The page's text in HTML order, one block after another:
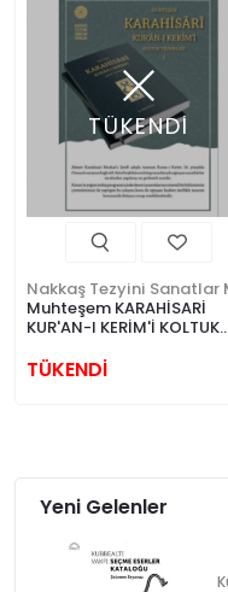
TÜKENDİ
Muhteşem KARAHİSARİ
KUR'AN-I KERİM'İ KOLTUK
TÜKENDİ
Yeni Gelenler